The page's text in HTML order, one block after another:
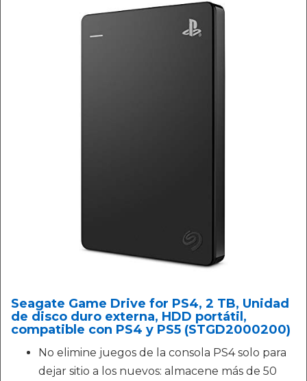
Seagate Game Drive for PS4, 2 TB, Unidad
de disco duro externa, HDD portátil,
compatible con PS4 y PS5 (STGD2000200)
No elimine juegos de la consola PS4 solo para
dejar sitio a los nuevos: almacene más de 50